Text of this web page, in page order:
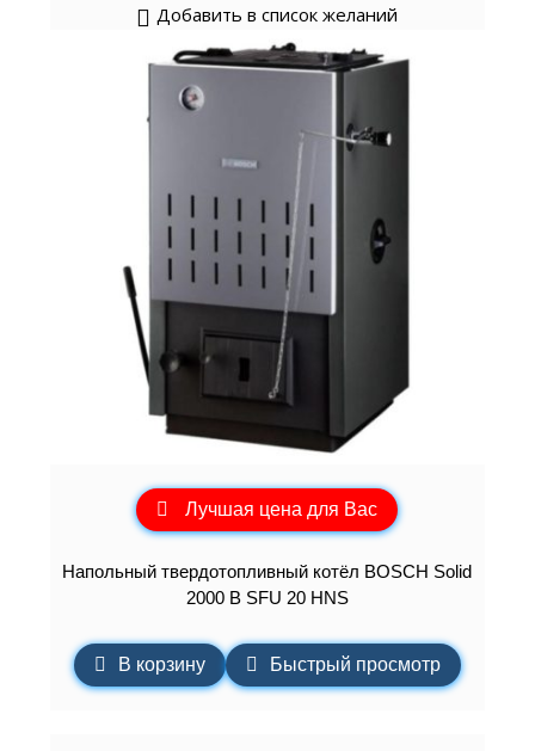
Добавить в список желаний
Лучшая цена для Вас
Напольный твердотопливный котёл BOSCH Solid
2000 B SFU 20 HNS
В корзину Быстрый просмотр